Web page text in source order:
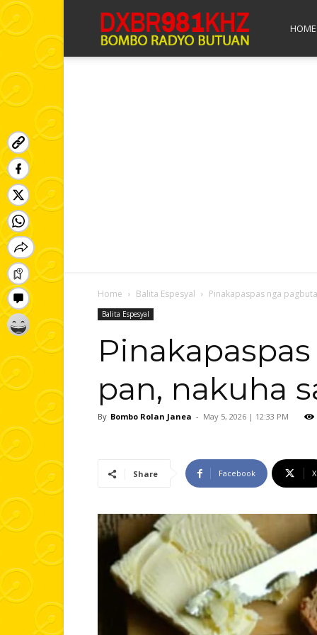
Bombo HOME
Home Balita Espesyal Pinakapaspas nga
Balita Espesyal
pan, nakuha
By Bombo Rolan Janea - May 5, 2026 | 12:33 PM
Share Facebook X